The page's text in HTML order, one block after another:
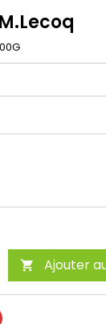
 Ajouter